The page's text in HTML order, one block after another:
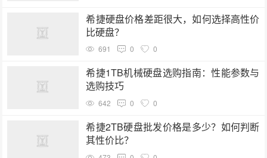
希捷硬盘价格差距很大，如何选择高性价
比硬盘？
691 0 0
希捷1TB机械硬盘选购指南：性能参数与
选购技巧
642 0 0
希捷2TB硬盘批发价格是多少？如何判断
其性价比？